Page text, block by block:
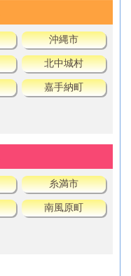
沖縄市
北中城村
嘉手納町
糸満市
南風原町